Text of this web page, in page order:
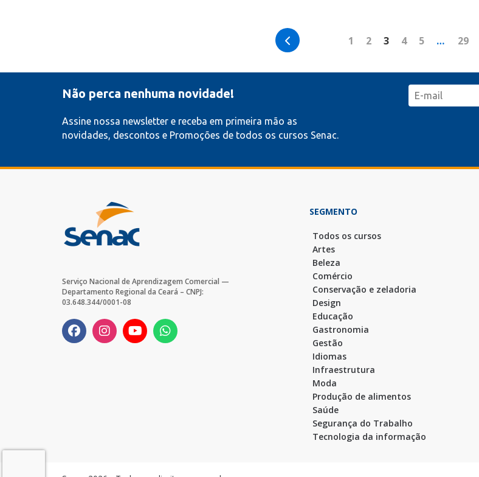
1 2 3 4 5 … 29
Não perca nenhuma novidade!
Assine nossa newsletter e receba em primeira mão as
novidades, descontos e Promoções de todos os cursos Senac.
Serviço Nacional de Aprendizagem Comercial —
Departamento Regional da Ceará – CNPJ:
03.648.344/0001-08
SEGMENTO
Todos os cursos
Artes
Beleza
Comércio
Conservação e zeladoria
Design
Educação
Gastronomia
Gestão
Idiomas
Infraestrutura
Moda
Produção de alimentos
Saúde
Segurança do Trabalho
Tecnologia da informação